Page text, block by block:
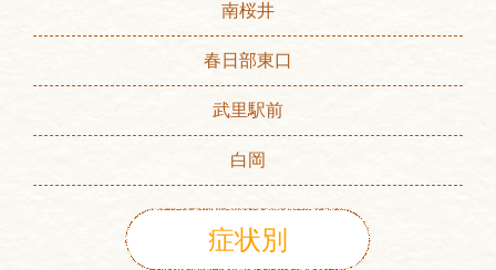
南桜井
春日部東口
武里駅前
白岡
症状別